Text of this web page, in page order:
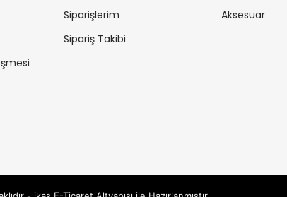
Siparişlerim
Sipariş Takibi
Aksesuar